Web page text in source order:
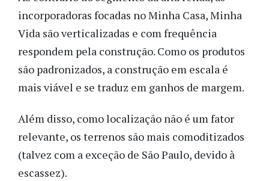
incorporadoras focadas no Minha Casa, Minha
Vida são verticalizadas e com frequência
respondem pela construção. Como os produtos
são padronizados, a construção em escala é
mais viável e se traduz em ganhos de margem.
Além disso, como localização não é um fator
relevante, os terrenos são mais comoditizados
(talvez com a exceção de São Paulo, devido à
escassez).